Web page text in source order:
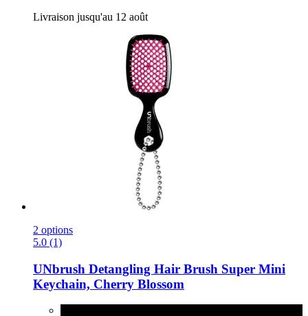
Livraison jusqu'au 12 août
2 options
5.0 (1)
UNbrush Detangling Hair Brush Super Mini
Keychain, Cherry Blossom